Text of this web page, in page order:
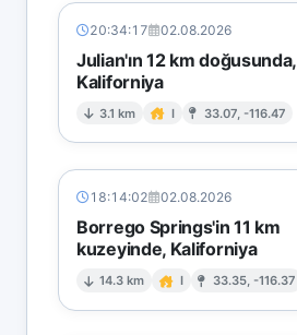
20:34:17 02.08.2026
Julian'ın 12 km doğusunda,
Kaliforniya
3.1 km I 33.07, -116.47
18:14:02 02.08.2026
Borrego Springs'in 11 km
kuzeyinde, Kaliforniya
14.3 km I 33.35, -116.37